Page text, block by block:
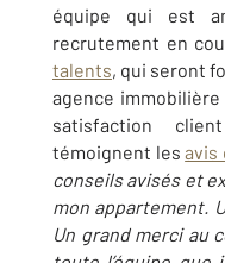
équipe qui est
recrutement en
talents, qui seront
agence immobilière
satisfaction
témoignent lesavis
conseils avisés et
mon appartement.
Un grand merci au